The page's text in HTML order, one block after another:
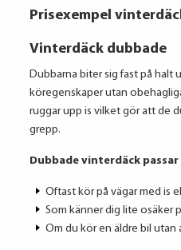
Prisexempel
Vinterdäck dubbade
Dubbarna biter sig fast på halt
köregenskaper utan
ruggar upp is vilket gör att de
grepp.
Dubbade vinterdäck passar
Oftast kör på vägar med is
Som känner dig lite osäker
Om du kör en äldre bil utan